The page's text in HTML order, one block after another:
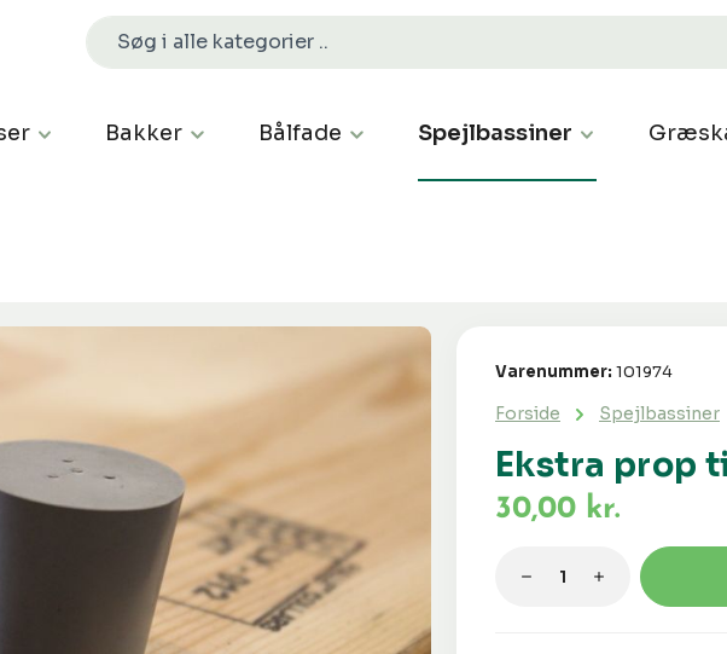
Bakker Bålfade Spejlbassiner
Ekstra prop
Forside Spejlbassiner
Varenummer: 101974
30,00 kr.